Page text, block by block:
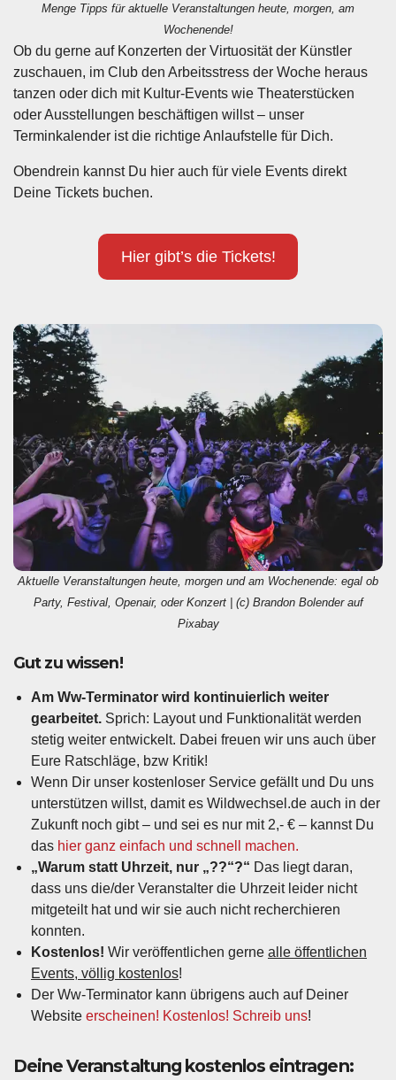
Menge Tipps für aktuelle Veranstaltungen heute, morgen, am
Wochenende!
Ob du gerne auf Konzerten der Virtuosität der Künstler
zuschauen, im Club den Arbeitsstress der Woche heraus
tanzen oder dich mit Kultur-Events wie Theaterstücken
oder Ausstellungen beschäftigen willst – unser
Terminkalender ist die richtige Anlaufstelle für Dich.
Obendrein kannst Du hier auch für viele Events direkt
Deine Tickets buchen.
Hier gibt’s die Tickets!
Aktuelle Veranstaltungen heute, morgen und am Wochenende: egal ob
Party, Festival, Openair, oder Konzert | (c) Brandon Bolender auf
Pixabay
Gut zu wissen!
Am Ww-Terminator wird kontinuierlich weiter
gearbeitet. Sprich: Layout und Funktionalität werden
stetig weiter entwickelt. Dabei freuen wir uns auch über
Eure Ratschläge, bzw Kritik!
Wenn Dir unser kostenloser Service gefällt und Du uns
unterstützen willst, damit es Wildwechsel.de auch in der
Zukunft noch gibt – und sei es nur mit 2,- € – kannst Du
das hier ganz einfach und schnell machen.
„Warum statt Uhrzeit, nur „??“?“ Das liegt daran,
dass uns die/der Veranstalter die Uhrzeit leider nicht
mitgeteilt hat und wir sie auch nicht recherchieren
konnten.
Kostenlos! Wir veröffentlichen gerne alle öffentlichen
Events, völlig kostenlos!
Der Ww-Terminator kann übrigens auch auf Deiner
Website erscheinen! Kostenlos! Schreib uns!
Deine Veranstaltung kostenlos eintragen: